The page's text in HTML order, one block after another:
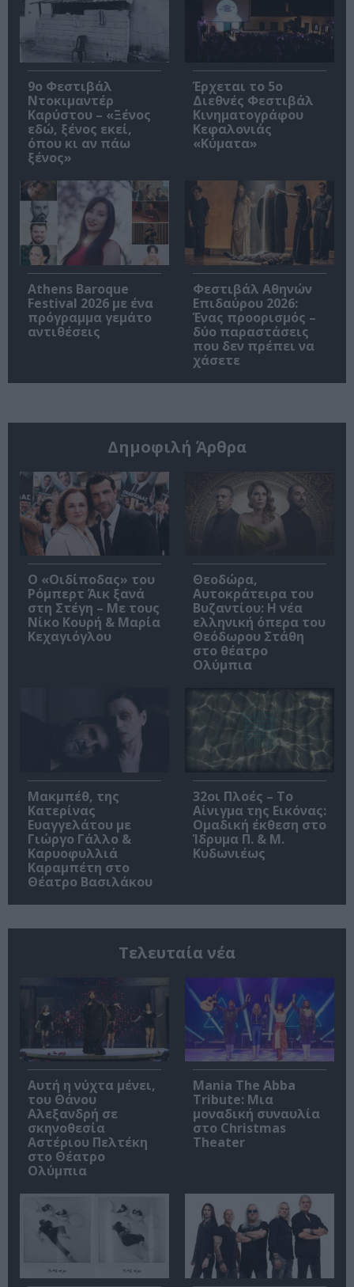
9ο Φεστιβάλ
Ντοκιμαντέρ
Καρύστου – «Ξένος
εδώ, ξένος εκεί,
όπου κι αν πάω
ξένος»
Έρχεται το 5ο
Διεθνές Φεστιβάλ
Κινηματογράφου
Κεφαλονιάς
«Κύματα»
Athens Baroque
Festival 2026 με ένα
πρόγραμμα γεμάτο
αντιθέσεις
Φεστιβάλ Αθηνών
Επιδαύρου 2026:
Ένας προορισμός –
δύο παραστάσεις
που δεν πρέπει να
χάσετε
Δημοφιλή Άρθρα
O «Οιδίποδας» του
Ρόμπερτ Άικ ξανά
στη Στέγη – Με τους
Νίκο Κουρή & Μαρία
Κεχαγιόγλου
Θεοδώρα,
Αυτοκράτειρα του
Βυζαντίου: Η νέα
ελληνική όπερα του
Θεόδωρου Στάθη
στο θέατρο
Ολύμπια
Μακμπέθ, της
Κατερίνας
Ευαγγελάτου με
Γιώργο Γάλλο &
Καρυοφυλλιά
Καραμπέτη στο
Θέατρο Βασιλάκου
32οι Πλοές – Το
Αίνιγμα της Εικόνας:
Ομαδική έκθεση στο
Ίδρυμα Π. & Μ.
Κυδωνιέως
Τελευταία νέα
Αυτή η νύχτα μένει,
του Θάνου
Αλεξανδρή σε
σκηνοθεσία
Αστέριου Πελτέκη
στο Θέατρο
Ολύμπια
Mania The Abba
Tribute: Μια
μοναδική συναυλία
στο Christmas
Theater